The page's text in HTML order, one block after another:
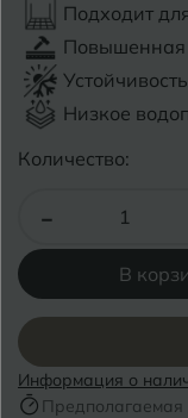
Подходит
Повышенная
Низкое
Количество:
-
В
Информация о
Предполагаемая
В Великий
Владимир
Волгоград
Волгодонск
Вологда
Воронеж
Воткинск